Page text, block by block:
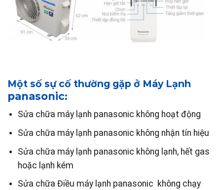
Một số sự cố thường gặp ở Máy Lạnh
panasonic:
Sửa chữa máy lạnh panasonic không hoạt động
Sửa chữa máy lạnh panasonic không nhận tín hiệu
Sửa chữa máy lạnh panasonic không lạnh, hết gas
hoặc lạnh kém
Sửa chữa Điều máy lạnh panasonic không chạy